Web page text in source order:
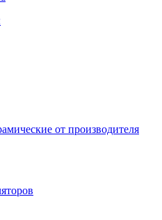
от производителя